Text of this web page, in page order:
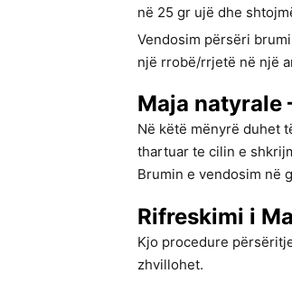
në 25 gr ujë dhe
Vendosim përsëri
një rrobë/rrjetë në një
Maja natyrale
Në këtë mënyrë duhet
thartuar te cilin e
Brumin e vendosim në
Rifreskimi i
Kjo procedure
zhvillohet.